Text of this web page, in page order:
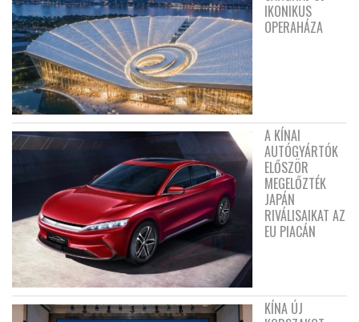
IKONIKUS
OPERAHÁZA
A KÍNAI
AUTÓGYÁRTÓK
ELŐSZÖR
MEGELŐZTÉK
JAPÁN
RIVÁLISAIKAT AZ
EU PIACÁN
KÍNA ÚJ